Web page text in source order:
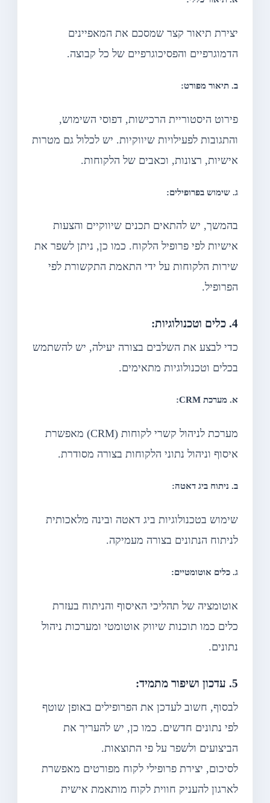
יצירת תיאור קצר שמסכם את המאפיינים
הדמוגרפיים והפסיכוגרפיים של כל קבוצה.
ב. תיאור מפורט:
פירוט היסטוריית הרכישות, דפוסי השימוש,
והתגובות לפעילויות שיווקיות. יש לכלול גם מטרות
אישיות, רצונות, וכאבים של הלקוחות.
ג. שימוש בפרופילים:
בהמשך, יש להתאים תכנים שיווקיים והצעות
אישיות לפי פרופיל הלקוח. כמו כן, ניתן לשפר את
שירות הלקוחות על ידי התאמת התקשורת לפי
הפרופיל.
4. כלים וטכנולוגיות:
כדי לבצע את השלבים בצורה יעילה, יש להשתמש
בכלים וטכנולוגיות מתאימים.
א. מערכת CRM:
מערכת לניהול קשרי לקוחות (CRM) מאפשרת
איסוף וניהול נתוני הלקוחות בצורה מסודרת.
ב. ניתוח ביג דאטה:
שימוש בטכנולוגיות ביג דאטה ובינה מלאכותית
לניתוח הנתונים בצורה מעמיקה.
ג. כלים אוטומטיים:
אוטומציה של תהליכי האיסוף והניתוח בעזרת
כלים כמו תוכנות שיווק אוטומטי ומערכות ניהול
נתונים.
5. עדכון ושיפור מתמיד:
לבסוף, חשוב לעדכן את הפרופילים באופן שוטף
לפי נתונים חדשים. כמו כן, יש להעריך את
הביצועים ולשפר על פי התוצאות.
לסיכום, יצירת פרופילי לקוח מפורטים מאפשרת
לארגון להעניק חווית לקוח מותאמת אישית